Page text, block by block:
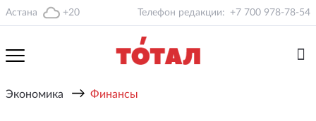
Астана +20 Телефон редакции: +7 700 978-78-54
Экономика → Финансы